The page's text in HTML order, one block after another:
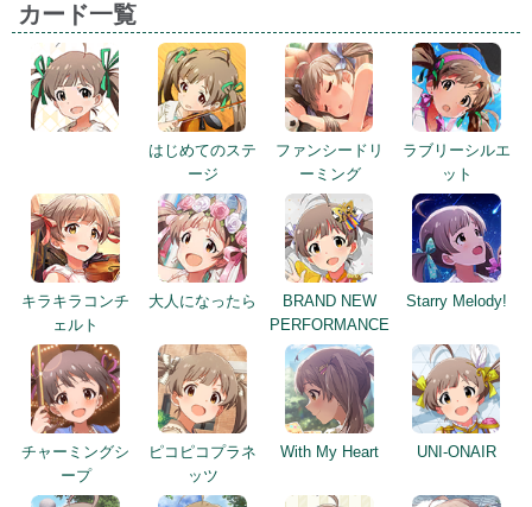
カード一覧
はじめてのステ
ージ
ファンシードリ
ーミング
ラブリーシルエ
ット
キラキラコンチ
ェルト
大人になったら
BRAND NEW
PERFORMANCE
Starry Melody!
チャーミングシ
ープ
ピコピコプラネ
ッツ
With My Heart UNI-ONAIR